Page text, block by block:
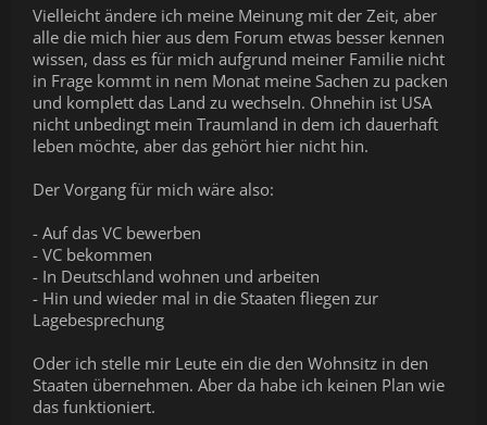
Vielleicht ändere ich meine Meinung mit der Zeit, aber
alle die mich hier aus dem Forum etwas besser kennen
wissen, dass es für mich aufgrund meiner Familie nicht
in Frage kommt in nem Monat meine Sachen zu packen
und komplett das Land zu wechseln. Ohnehin ist USA
nicht unbedingt mein Traumland in dem ich dauerhaft
leben möchte, aber das gehört hier nicht hin.
Der Vorgang für mich wäre also:
- Auf das VC bewerben
- VC bekommen
- In Deutschland wohnen und arbeiten
- Hin und wieder mal in die Staaten fliegen zur
Lagebesprechung
Oder ich stelle mir Leute ein die den Wohnsitz in den
Staaten übernehmen. Aber da habe ich keinen Plan wie
das funktioniert.